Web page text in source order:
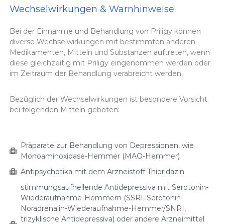
Wechselwirkungen & Warnhinweise
Bei der Einnahme und Behandlung von Priligy können
diverse Wechselwirkungen mit bestimmten anderen
Medikamenten, Mitteln und Substanzen auftreten, wenn
diese gleichzeitig mit Priligy eingenommen werden oder
im Zeitraum der Behandlung verabreicht werden.
Bezüglich der Wechselwirkungen ist besondere Vorsicht
bei folgenden Mitteln geboten:
Präparate zur Behandlung von Depressionen, wie
Monoaminoxidase-Hemmer (MAO-Hemmer)
Antipsychotika mit dem Arzneistoff Thioridazin
stimmungsaufhellende Antidepressiva mit Serotonin-
Wiederaufnahme-Hemmern (SSRI, Serotonin-
Noradrenalin-Wiederaufnahme-Hemmer/SNRI,
trizyklische Antidepressiva) oder andere Arzneimittel